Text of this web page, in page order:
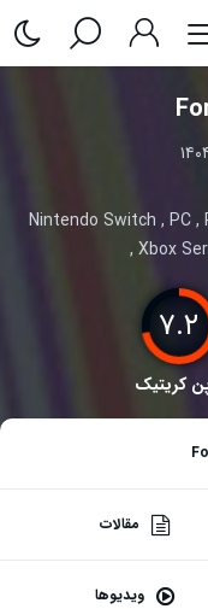
Nintendo Switch , PC,
, Xbox
۷.۲
کریتیک
مقالات
ویدیوها